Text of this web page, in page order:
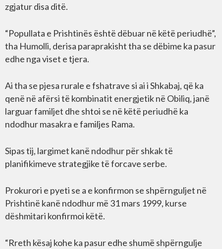
zgjatur disa ditë.
“Popullata e Prishtinës është dëbuar në këtë periudhë”,
tha Humolli, derisa paraprakisht tha se dëbime ka pasur
edhe nga viset e tjera.
Ai tha se pjesa rurale e fshatrave si ai i Shkabaj, që ka
qenë në afërsi të kombinatit energjetik në Obiliq, janë
larguar familjet dhe shtoi se në këtë periudhë ka
ndodhur masakra e familjes Rama.
Sipas tij, largimet kanë ndodhur për shkak të
planifikimeve strategjike të forcave serbe.
Prokurori e pyeti se a e konfirmon se shpërnguljet në
Prishtinë kanë ndodhur më 31 mars 1999, kurse
dëshmitari konfirmoi këtë.
“Rreth kësaj kohe ka pasur edhe shumë shpërngulje